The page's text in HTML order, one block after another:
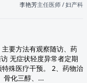
李艳芳主任医师 / 妇产科
要方法有观察随访、药
无症状轻度异常者定期
殊医疗干预。 2、药物治
骨化三醇、...